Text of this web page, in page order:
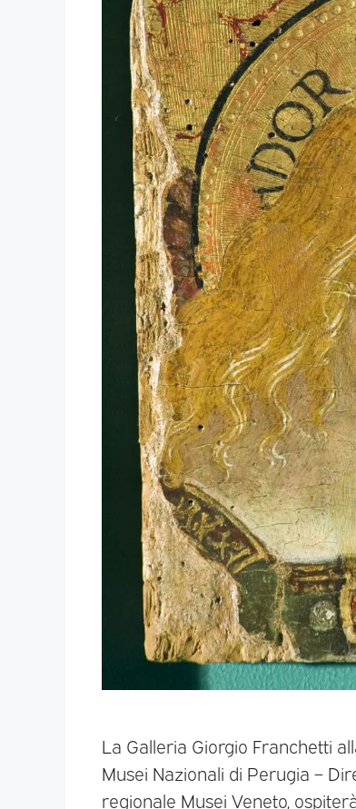
La Galleria Giorgio Franchetti
Musei Nazionali di Perugia –
regionale Musei Veneto,